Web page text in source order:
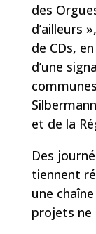
des
d’ailleurs
de CDs,
d’une
et de la
Des
tiennent
une
projets ne